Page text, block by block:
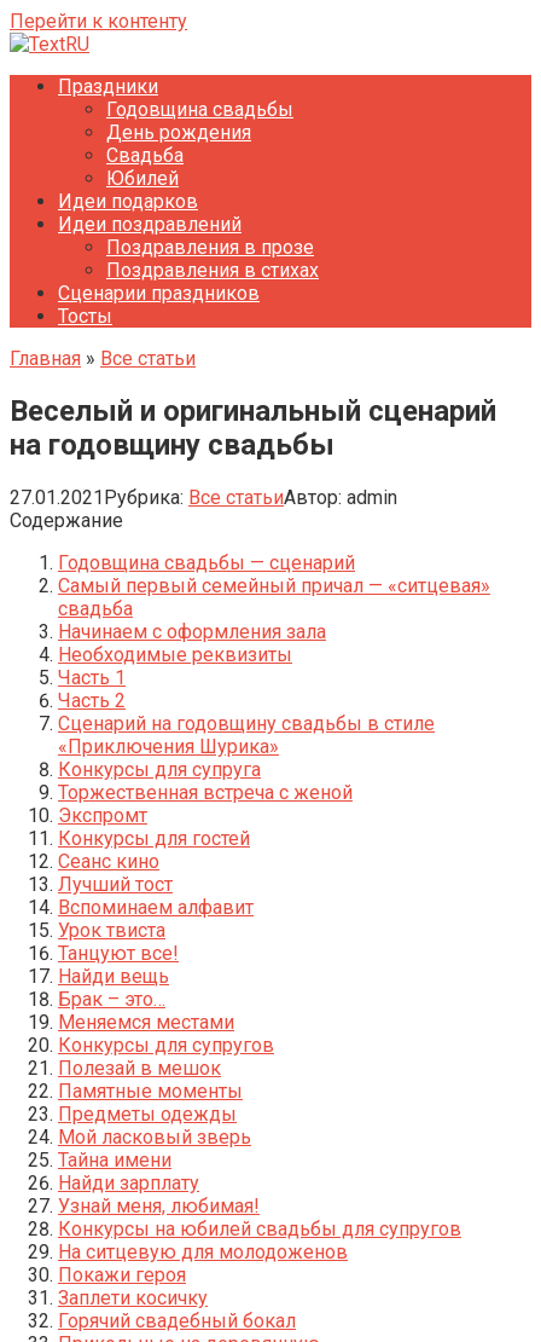
Перейти к контенту
Праздники
Годовщина свадьбы
День рождения
Свадьба
Юбилей
Идеи подарков
Идеи поздравлений
Поздравления в прозе
Поздравления в стихах
Сценарии праздников
Тосты
Главная » Все статьи
Веселый и оригинальный сценарий
на годовщину свадьбы
27.01.2021Рубрика: Все статьиАвтор: admin
Содержание
Годовщина свадьбы — сценарий
Самый первый семейный причал — «ситцевая»
свадьба
Начинаем с оформления зала
Необходимые реквизиты
Часть 1
Часть 2
Сценарий на годовщину свадьбы в стиле
«Приключения Шурика»
Конкурсы для супруга
Торжественная встреча с женой
Экспромт
Конкурсы для гостей
Сеанс кино
Лучший тост
Вспоминаем алфавит
Урок твиста
Танцуют все!
Найди вещь
Брак – это…
Меняемся местами
Конкурсы для супругов
Полезай в мешок
Памятные моменты
Предметы одежды
Мой ласковый зверь
Тайна имени
Найди зарплату
Узнай меня, любимая!
Конкурсы на юбилей свадьбы для супругов
На ситцевую для молодоженов
Покажи героя
Заплети косичку
Горячий свадебный бокал